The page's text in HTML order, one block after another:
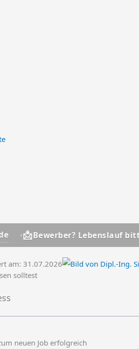
Lebenslauf bitte an
am: 31.07.2026
solltest
neuen Job erfolgreich